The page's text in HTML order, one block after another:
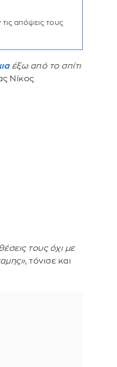
απόψεις τους
έξω από το σπίτι
Νίκος
τους όχι με
, τόνισε και